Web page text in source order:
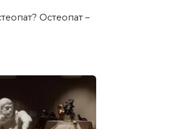
Остеопат –